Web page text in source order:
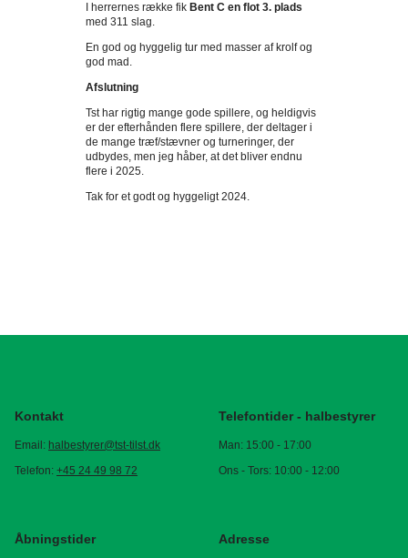
I herrernes række fik Bent C en flot 3. plads
med 311 slag.
En god og hyggelig tur med masser af krolf og
god mad.
Afslutning
Tst har rigtig mange gode spillere, og heldigvis
er der efterhånden flere spillere, der deltager i
de mange træf/stævner og turneringer, der
udbydes, men jeg håber, at det bliver endnu
flere i 2025.
Tak for et godt og hyggeligt 2024.
Kontakt
Email: halbestyrer@tst-tilst.dk
Telefon: +45 24 49 98 72
Telefontider - halbestyrer
Man: 15:00 - 17:00
Ons - Tors: 10:00 - 12:00
Åbningstider Adresse